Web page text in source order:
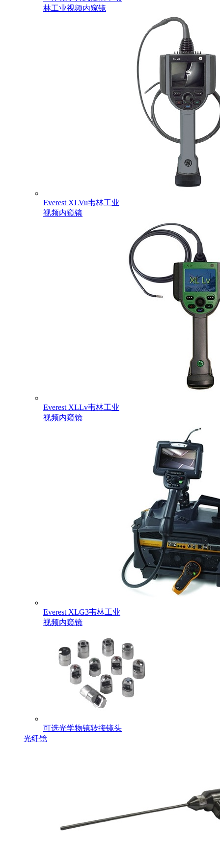
林工业视频内窥镜
Everest XLVu韦林工业
视频内窥镜
Everest XLLv韦林工业
视频内窥镜
Everest XLG3韦林工业
视频内窥镜
可选光学物镜转接镜头
光纤镜